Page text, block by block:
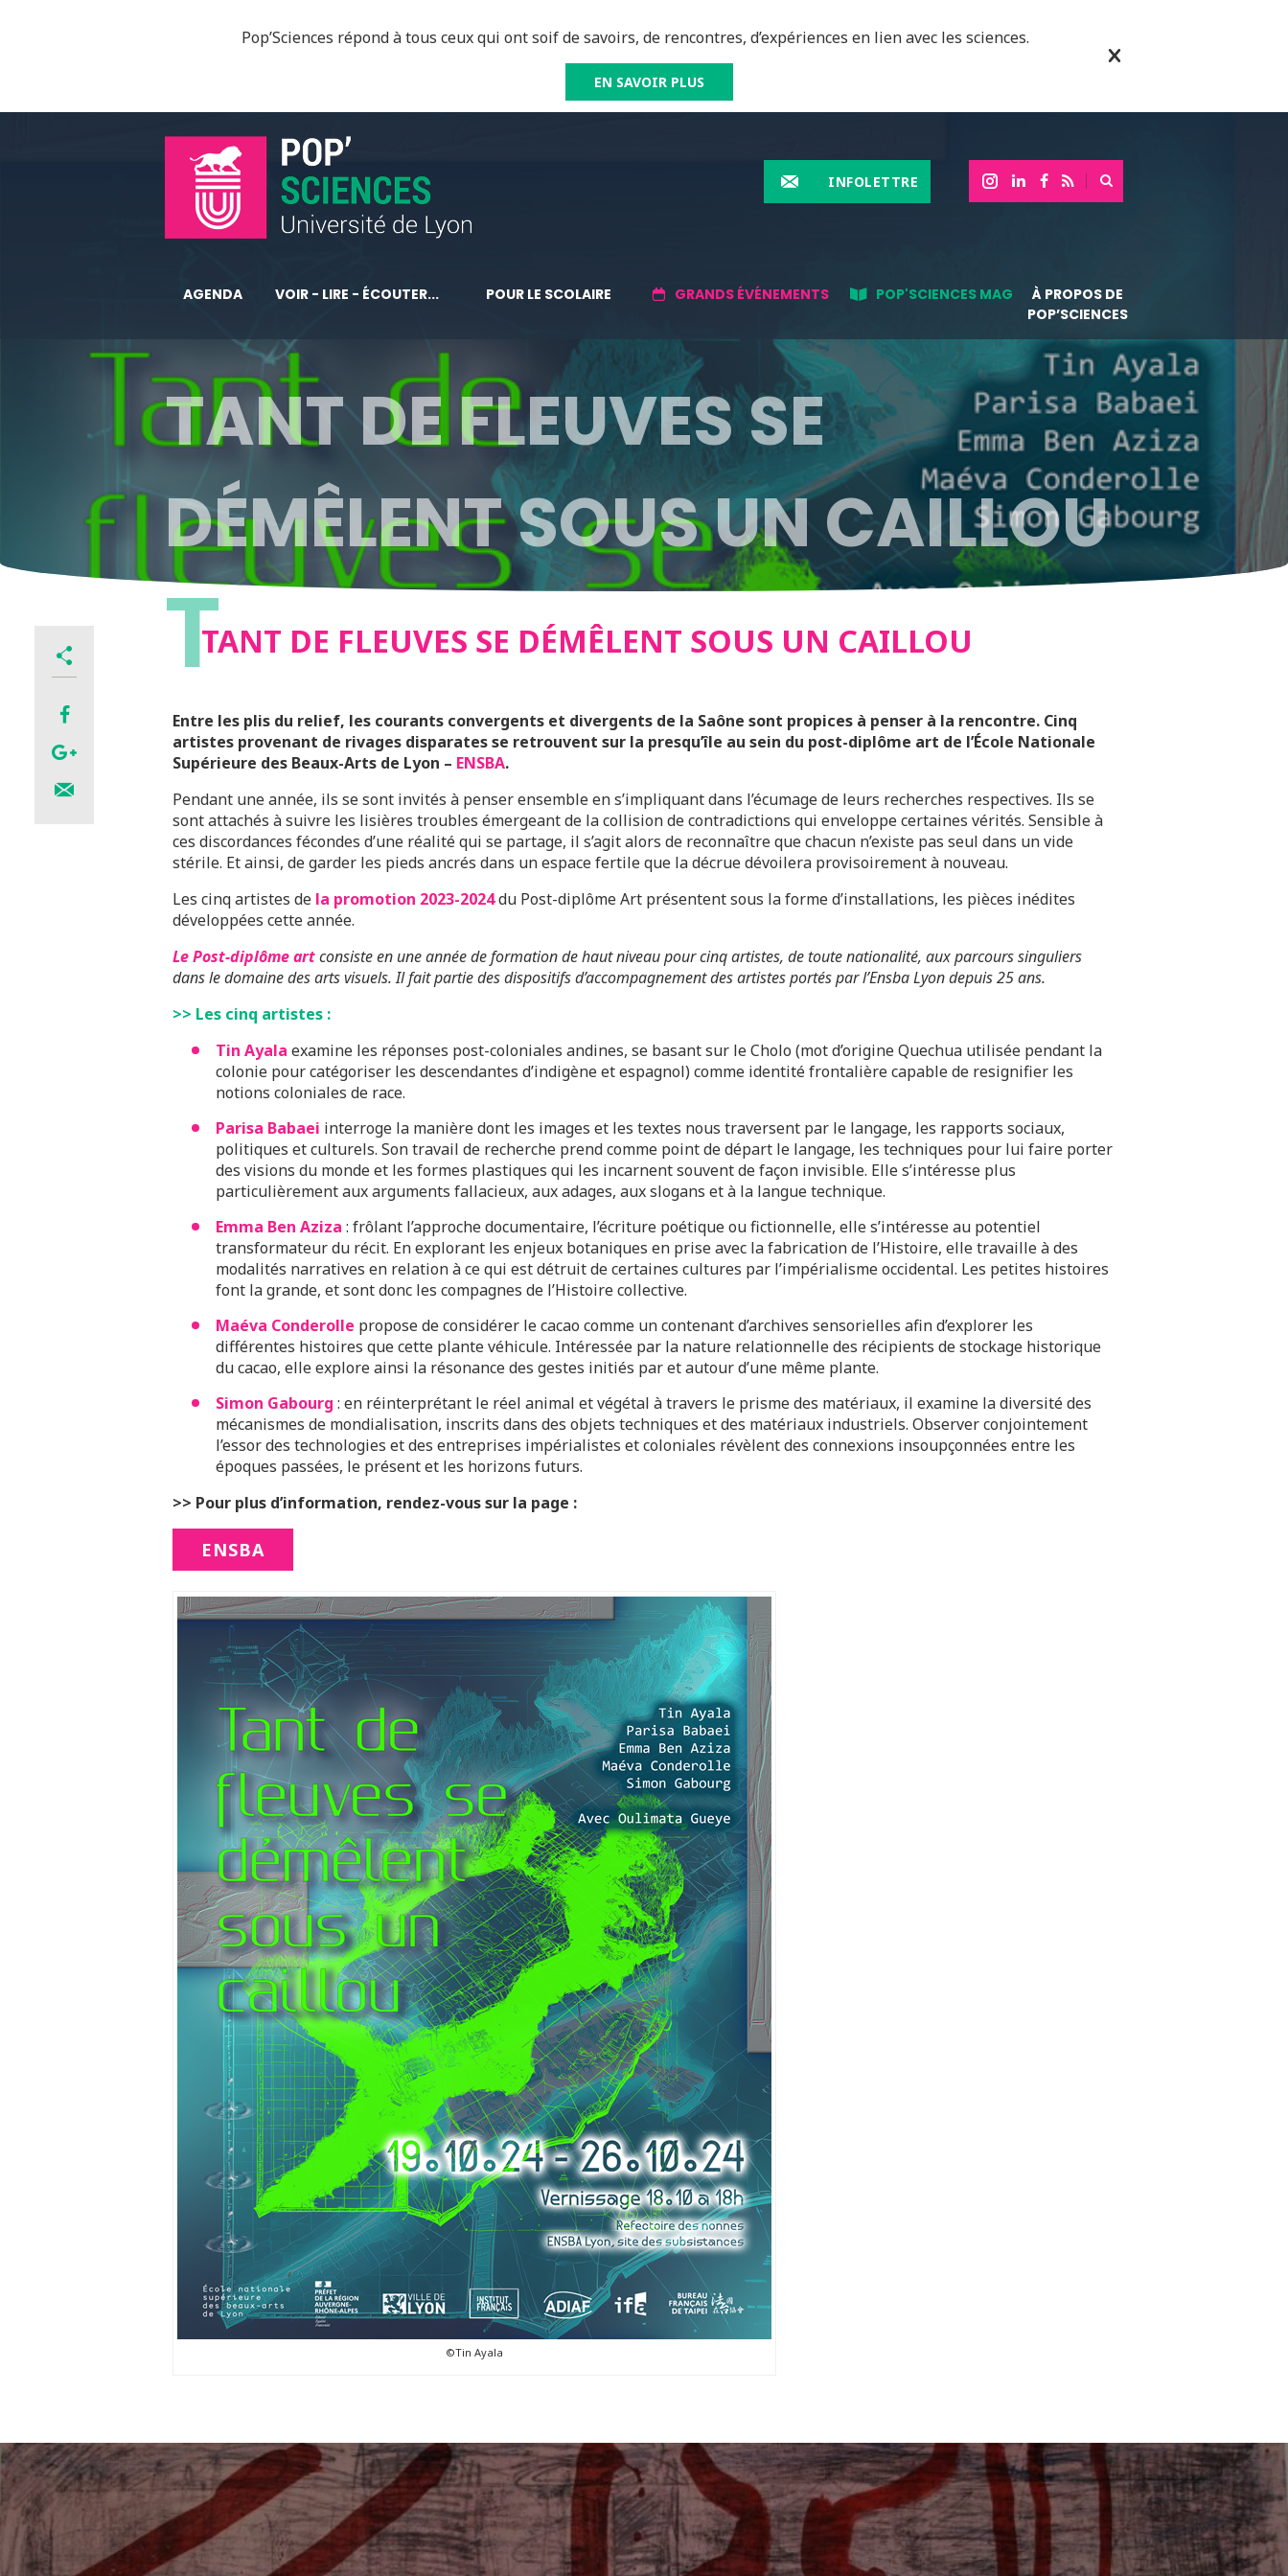
Pop’Sciences répond à tous ceux qui ont soif de savoirs, de rencontres, d’expériences en lien avec les sciences.
EN SAVOIR PLUS
INFOLETTRE
AGENDA VOIR - LIRE - ÉCOUTER... POUR LE SCOLAIRE GRANDS ÉVÉNEMENTS POP'SCIENCES MAG
À PROPOS DE
POP’SCIENCES
TANT DE FLEUVES SE
DÉMÊLENT SOUS UN CAILLOU
TTANT DE FLEUVES SE DÉMÊLENT SOUS UN CAILLOU
Entre les plis du relief, les courants convergents et divergents de la Saône sont propices à penser à la rencontre. Cinq
artistes provenant de rivages disparates se retrouvent sur la presqu’île au sein du post-diplôme art de l’École Nationale
Supérieure des Beaux-Arts de Lyon – ENSBA.
Pendant une année, ils se sont invités à penser ensemble en s’impliquant dans l’écumage de leurs recherches respectives. Ils se
sont attachés à suivre les lisières troubles émergeant de la collision de contradictions qui enveloppe certaines vérités. Sensible à
ces discordances fécondes d’une réalité qui se partage, il s’agit alors de reconnaître que chacun n’existe pas seul dans un vide
stérile. Et ainsi, de garder les pieds ancrés dans un espace fertile que la décrue dévoilera provisoirement à nouveau.
Les cinq artistes de la promotion 2023-2024du Post-diplôme Art présentent sous la forme d’installations, les pièces inédites
développées cette année.
Le Post-diplôme artconsiste en une année de formation de haut niveau pour cinq artistes, de toute nationalité, aux parcours singuliers
dans le domaine des arts visuels. Il fait partie des dispositifs d’accompagnement des artistes portés par l’Ensba Lyon depuis 25 ans.
>> Les cinq artistes :
Tin Ayala examine les réponses post-coloniales andines, se basant sur le Cholo (mot d’origine Quechua utilisée pendant la
colonie pour catégoriser les descendantes d’indigène et espagnol) comme identité frontalière capable de resignifier les
notions coloniales de race.
Parisa Babaei interroge la manière dont les images et les textes nous traversent par le langage, les rapports sociaux,
politiques et culturels. Son travail de recherche prend comme point de départ le langage, les techniques pour lui faire porter
des visions du monde et les formes plastiques qui les incarnent souvent de façon invisible. Elle s’intéresse plus
particulièrement aux arguments fallacieux, aux adages, aux slogans et à la langue technique.
Emma Ben Aziza : frôlant l’approche documentaire, l’écriture poétique ou fictionnelle, elle s’intéresse au potentiel
transformateur du récit. En explorant les enjeux botaniques en prise avec la fabrication de l’Histoire, elle travaille à des
modalités narratives en relation à ce qui est détruit de certaines cultures par l’impérialisme occidental. Les petites histoires
font la grande, et sont donc les compagnes de l’Histoire collective.
Maéva Conderolle propose de considérer le cacao comme un contenant d’archives sensorielles afin d’explorer les
différentes histoires que cette plante véhicule. Intéressée par la nature relationnelle des récipients de stockage historique
du cacao, elle explore ainsi la résonance des gestes initiés par et autour d’une même plante.
Simon Gabourg : en réinterprétant le réel animal et végétal à travers le prisme des matériaux, il examine la diversité des
mécanismes de mondialisation, inscrits dans des objets techniques et des matériaux industriels. Observer conjointement
l’essor des technologies et des entreprises impérialistes et coloniales révèlent des connexions insoupçonnées entre les
époques passées, le présent et les horizons futurs.
>> Pour plus d’information, rendez-vous sur la page :
ENSBA
©Tin Ayala